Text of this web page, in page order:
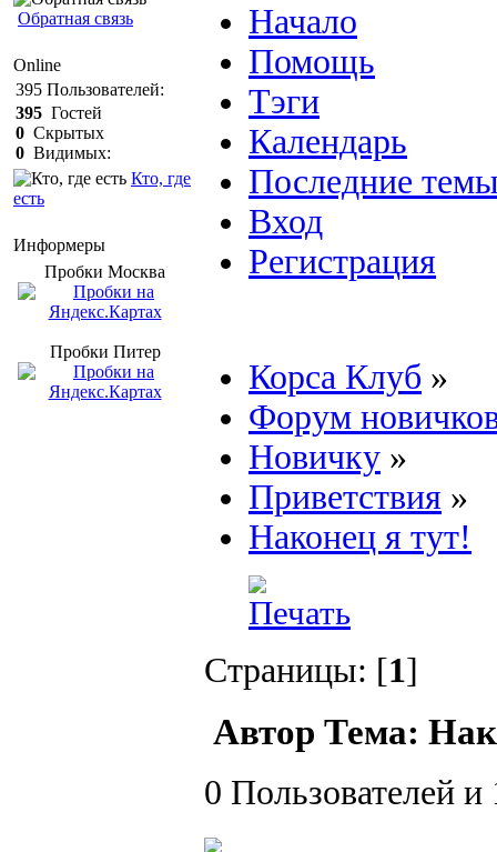
Обратная связь
Online
395 Пользователей:
395 Гостей
0 Скрытых
0 Видимых:
Кто, где
есть
Информеры
Пробки Mосква
Пробки Питер
Начало
Помощь
Тэги
Календарь
Последние
Вход
Регистрация
Корса Клуб »
Форум
Новичку »
Приветствия »
Наконец я тут!
Страницы: [1]
Автор Тема:
0 Пользователей